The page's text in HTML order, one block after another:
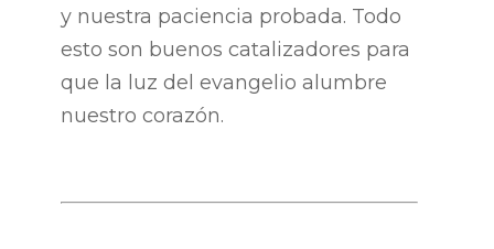
y nuestra paciencia probada. Todo
esto son buenos catalizadores para
que la luz del evangelio alumbre
nuestro corazón.